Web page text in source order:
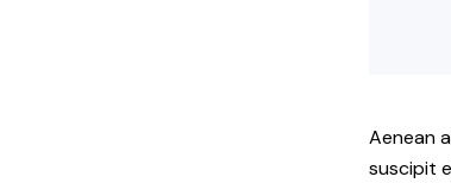
Aenean
suscipit